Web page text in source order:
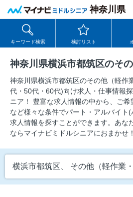
神奈川県
キーワード検索 検討リスト
神奈川県横浜市都筑区のその他（軽作
代・50代・60代)向け求⼈・仕事情報
ニア！ 豊富な求人情報の中から、ご
など様々な条件でパート・アルバイト
求人情報を探すことができます。あな
ならマイナビミドルシニアにおまかせ！
横浜市都筑区、 その他（軽作業・